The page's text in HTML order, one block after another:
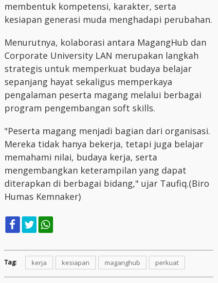
membentuk kompetensi, karakter, serta
kesiapan generasi muda menghadapi perubahan.
Menurutnya, kolaborasi antara MagangHub dan
Corporate University LAN merupakan langkah
strategis untuk memperkuat budaya belajar
sepanjang hayat sekaligus memperkaya
pengalaman peserta magang melalui berbagai
program pengembangan soft skills.
"Peserta magang menjadi bagian dari organisasi.
Mereka tidak hanya bekerja, tetapi juga belajar
memahami nilai, budaya kerja, serta
mengembangkan keterampilan yang dapat
diterapkan di berbagai bidang," ujar Taufiq.(Biro
Humas Kemnaker)
Tag: kerja kesiapan maganghub perkuat